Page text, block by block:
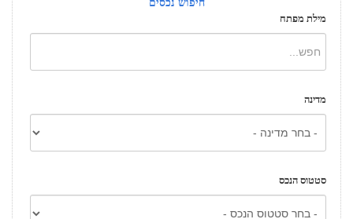
חיפוש נכסים
מילת מפתח
מדינה
סטטוס הנכס